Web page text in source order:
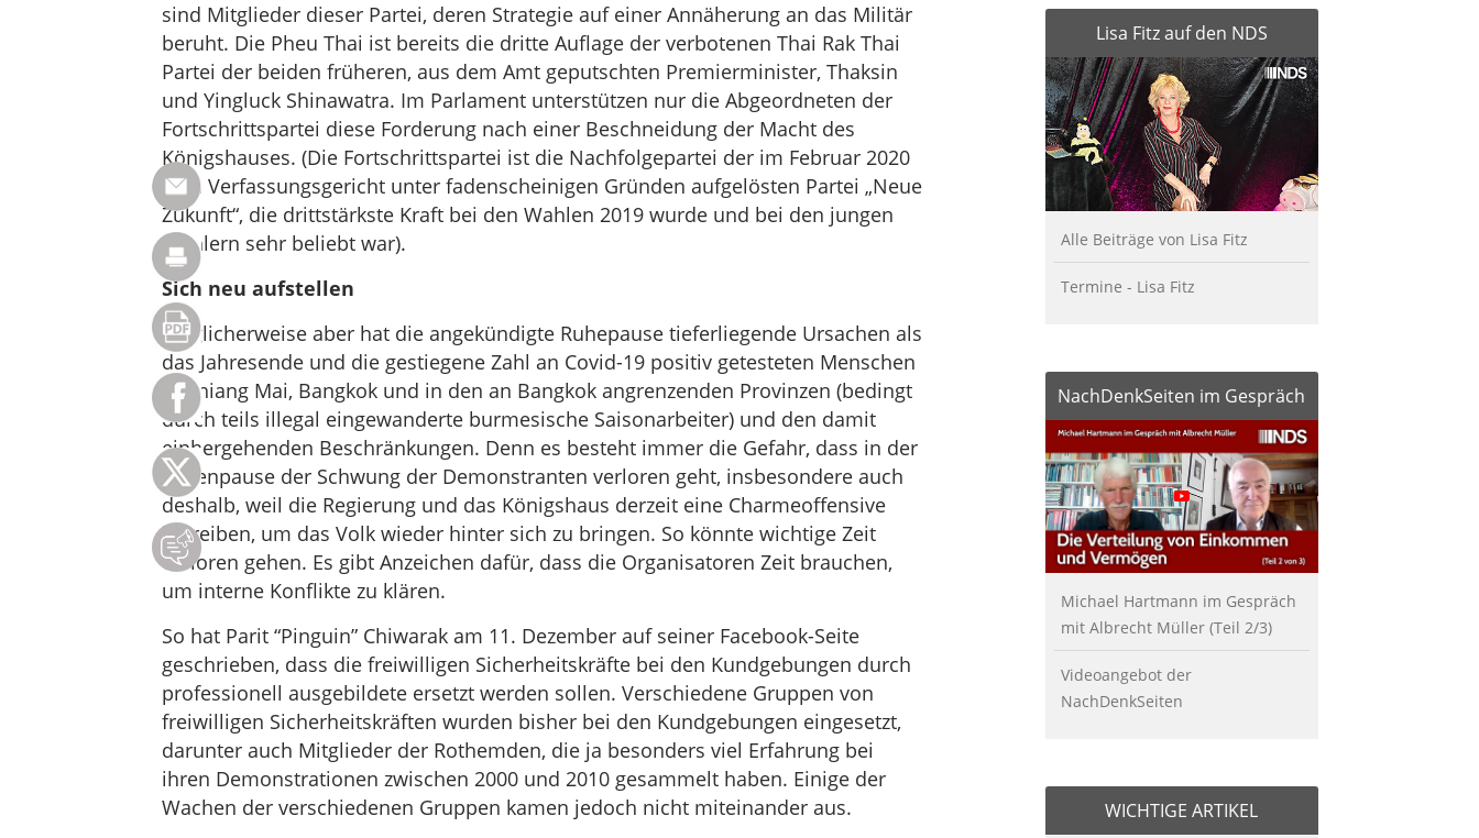
sind Mitglieder dieser Partei, deren Strategie auf einer Annäherung an das Militär
beruht. Die Pheu Thai ist bereits die dritte Auflage der verbotenen Thai Rak Thai
Partei der beiden früheren, aus dem Amt geputschten Premierminister, Thaksin
und Yingluck Shinawatra. Im Parlament unterstützen nur die Abgeordneten der
Fortschrittspartei diese Forderung nach einer Beschneidung der Macht des
Königshauses. (Die Fortschrittspartei ist die Nachfolgepartei der im Februar 2020
vom Verfassungsgericht unter fadenscheinigen Gründen aufgelösten Partei „Neue
Zukunft“, die drittstärkste Kraft bei den Wahlen 2019 wurde und bei den jungen
Wählern sehr beliebt war).
Sich neu aufstellen
Möglicherweise aber hat die angekündigte Ruhepause tieferliegende Ursachen als
das Jahresende und die gestiegene Zahl an Covid-19 positiv getesteten Menschen
in Chiang Mai, Bangkok und in den an Bangkok angrenzenden Provinzen (bedingt
durch teils illegal eingewanderte burmesische Saisonarbeiter) und den damit
einhergehenden Beschränkungen. Denn es besteht immer die Gefahr, dass in der
Ferienpause der Schwung der Demonstranten verloren geht, insbesondere auch
deshalb, weil die Regierung und das Königshaus derzeit eine Charmeoffensive
betreiben, um das Volk wieder hinter sich zu bringen. So könnte wichtige Zeit
verloren gehen. Es gibt Anzeichen dafür, dass die Organisatoren Zeit brauchen,
um interne Konflikte zu klären.
So hat Parit “Pinguin” Chiwarak am 11. Dezember auf seiner Facebook-Seite
geschrieben, dass die freiwilligen Sicherheitskräfte bei den Kundgebungen durch
professionell ausgebildete ersetzt werden sollen. Verschiedene Gruppen von
freiwilligen Sicherheitskräften wurden bisher bei den Kundgebungen eingesetzt,
darunter auch Mitglieder der Rothemden, die ja besonders viel Erfahrung bei
ihren Demonstrationen zwischen 2000 und 2010 gesammelt haben. Einige der
Wachen der verschiedenen Gruppen kamen jedoch nicht miteinander aus.
Lisa Fitz auf den NDS
Alle Beiträge von Lisa Fitz
Termine - Lisa Fitz
NachDenkSeiten im Gespräch
Michael Hartmann im Gespräch
mit Albrecht Müller (Teil 2/3)
Videoangebot der
NachDenkSeiten
WICHTIGE ARTIKEL